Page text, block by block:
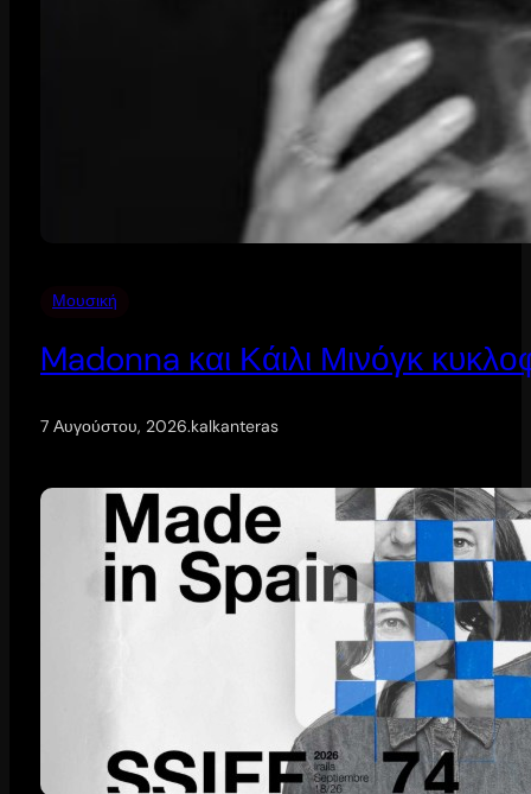
Μουσική
Madonna και Κάιλι Μινόγκ
7 Αυγούστου, 2026.kalkanteras